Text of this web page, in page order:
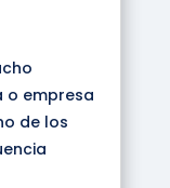
o empresa
de los